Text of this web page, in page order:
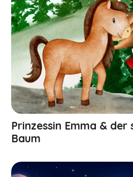
Prinzessin Emma & der
Baum